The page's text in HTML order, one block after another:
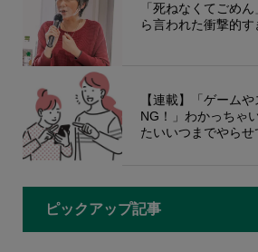
「死ねなくてごめ
ら言われた衝撃的
【連載】「ゲーム
NG！」わかっちゃ
たいいつまでやらせ
ピックアップ記事